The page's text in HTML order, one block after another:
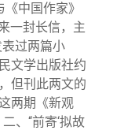
中国作家》
一封长信，主
过两篇小
文学出版社约
但刊此两文的
两期《新观
、“前寄‘拟故